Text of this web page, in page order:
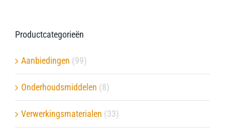
Productcategorieën
Aanbiedingen (99)
Onderhoudsmiddelen (8)
Verwerkingsmaterialen (33)